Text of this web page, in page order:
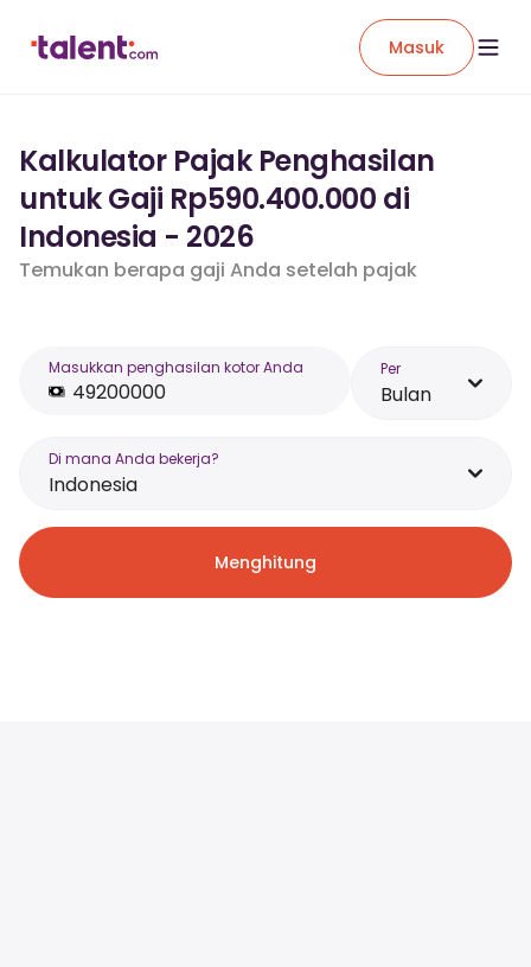
Masuk
Kalkulator Pajak Penghasilan
untuk Gaji Rp590.400.000 di
Indonesia - 2026
Temukan berapa gaji Anda setelah pajak
Masukkan penghasilan kotor Anda Per
Bulan
Di mana Anda bekerja?
Indonesia
Menghitung